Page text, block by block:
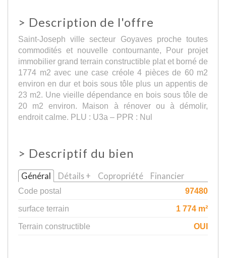
> Description de l'offre
Saint-Joseph ville secteur Goyaves proche toutes
commodités et nouvelle contournante, Pour projet
immobilier grand terrain constructible plat et borné de
1774 m2 avec une case créole 4 pièces de 60 m2
environ en dur et bois sous tôle plus un appentis de
23 m2. Une vieille dépendance en bois sous tôle de
20 m2 environ. Maison à rénover ou à démolir,
endroit calme. PLU : U3a – PPR : Nul
> Descriptif du bien
Général Détails + Copropriété Financier
Code postal
97480
surface terrain
1 774 m²
Terrain constructible
OUI